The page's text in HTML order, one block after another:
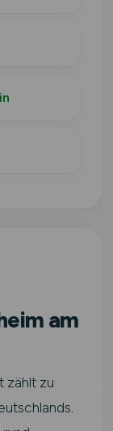
am
zählt zu